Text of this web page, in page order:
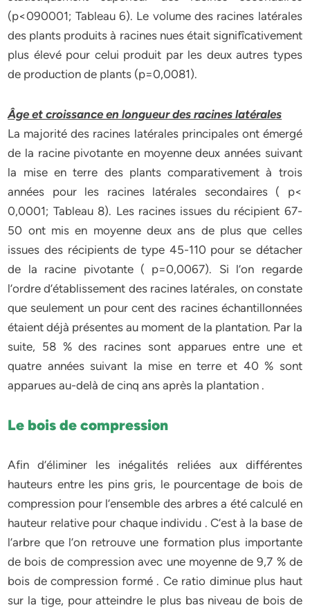
(p<090001; Tableau 6). Le volume des racines latérales
des plants produits à racines nues était signifîcativement
plus élevé pour celui produit par les deux autres types
de production de plants (p=0,0081).
Âge et croissance en longueur des racines latérales
La majorité des racines latérales principales ont émergé
de la racine pivotante en moyenne deux années suivant
la mise en terre des plants comparativement à trois
années pour les racines latérales secondaires ( p<
0,0001; Tableau 8). Les racines issues du récipient 67-
50 ont mis en moyenne deux ans de plus que celles
issues des récipients de type 45-110 pour se détacher
de la racine pivotante ( p=0,0067). Si l’on regarde
l’ordre d’établissement des racines latérales, on constate
que seulement un pour cent des racines échantillonnées
étaient déjà présentes au moment de la plantation. Par la
suite, 58 % des racines sont apparues entre une et
quatre années suivant la mise en terre et 40 % sont
apparues au-delà de cinq ans après la plantation .
Le bois de compression
Afin d’éliminer les inégalités reliées aux différentes
hauteurs entre les pins gris, le pourcentage de bois de
compression pour l’ensemble des arbres a été calculé en
hauteur relative pour chaque individu . C’est à la base de
l’arbre que l’on retrouve une formation plus importante
de bois de compression avec une moyenne de 9,7 % de
bois de compression formé . Ce ratio diminue plus haut
sur la tige, pour atteindre le plus bas niveau de bois de